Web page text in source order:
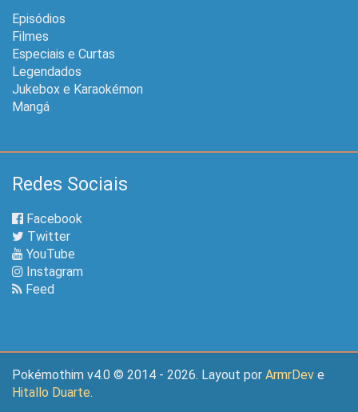
Episódios
Filmes
Especiais e Curtas
Legendados
Jukebox e Karaokémon
Mangá
Redes Sociais
Facebook
Twitter
YouTube
Instagram
Feed
Pokémothim v4.0 © 2014 - 2026. Layout por ArmrDev e
Hitallo Duarte.